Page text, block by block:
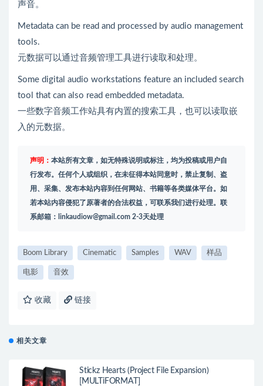
声音。
Metadata can be read and processed by audio management
tools.
元数据可以通过音频管理工具进行读取和处理。
Some digital audio workstations feature an included search
tool that can also read embedded metadata.
一些数字音频工作站具有内置的搜索工具，也可以读取嵌
入的元数据。
声明： 本站所有文章，如无特殊说明或标注，均为投稿或用户自
行发布。任何个人或组织，在未征得本站同意时，禁止复制、盗
用、采集、发布本站内容到任何网站、书籍等各类媒体平台。如
若本站内容侵犯了原著者的合法权益，可联系我们进行处理。联
系邮箱： linkaudiow@gmail.com 2-3天处理
Boom Library Cinematic Samples WAV 样品
电影 音效
收藏 链接
相关文章
Stickz Hearts (Project File Expansion)
[MULTiFORMAT]